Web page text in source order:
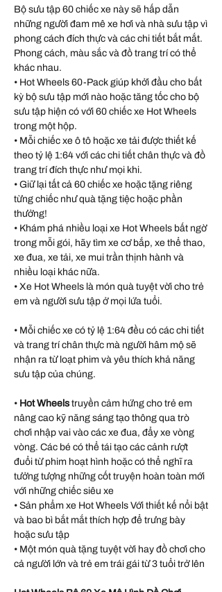
Bộ sưu tập 60 chiếc xe này sẽ hấp dẫn
những người đam mê xe hơi và nhà sưu tập vì
phong cách đích thực và các chi tiết bắt mắt.
Phong cách, màu sắc và đồ trang trí có thể
khác nhau.
• Hot Wheels 60-Pack giúp khởi đầu cho bất
kỳ bộ sưu tập mới nào hoặc tăng tốc cho bộ
sưu tập hiện có với 60 chiếc xe Hot Wheels
trong một hộp.
• Mỗi chiếc xe ô tô hoặc xe tải được thiết kế
theo tỷ lệ 1:64 với các chi tiết chân thực và đồ
trang trí đích thực như mọi khi.
• Giữ lại tất cả 60 chiếc xe hoặc tặng riêng
từng chiếc như quà tặng tiệc hoặc phần
thưởng!
• Khám phá nhiều loại xe Hot Wheels bất ngờ
trong mỗi gói, hãy tìm xe cơ bắp, xe thể thao,
xe đua, xe tải, xe mui trần thịnh hành và
nhiều loại khác nữa.
• Xe Hot Wheels là món quà tuyệt vời cho trẻ
em và người sưu tập ở mọi lứa tuổi.
• Mỗi chiếc xe có tỷ lệ 1:64 đều có các chi tiết
và trang trí chân thực mà người hâm mộ sẽ
nhận ra từ loạt phim và yêu thích khả năng
sưu tập của chúng.
• Hot Wheelstruyền cảm hứng cho trẻ em
nâng cao kỹ năng sáng tạo thông qua trò
chơi nhập vai vào các xe đua, đẩy xe vòng
vòng. Các bé có thể tái tạo các cảnh rượt
đuổi từ phim hoạt hình hoặc có thể nghĩ ra
tưởng tượng những cốt truyện hoàn toàn mới
với những chiếc siêu xe
• Sản phẩm xe Hot Wheels Với thiết kế nổi bật
và bao bì bắt mắt thích hợp để trưng bày
hoặc sưu tập
• Một món quà tặng tuyệt vời hay đồ chơi cho
cả người lớn và trẻ em trái gái từ 3 tuổi trở lên